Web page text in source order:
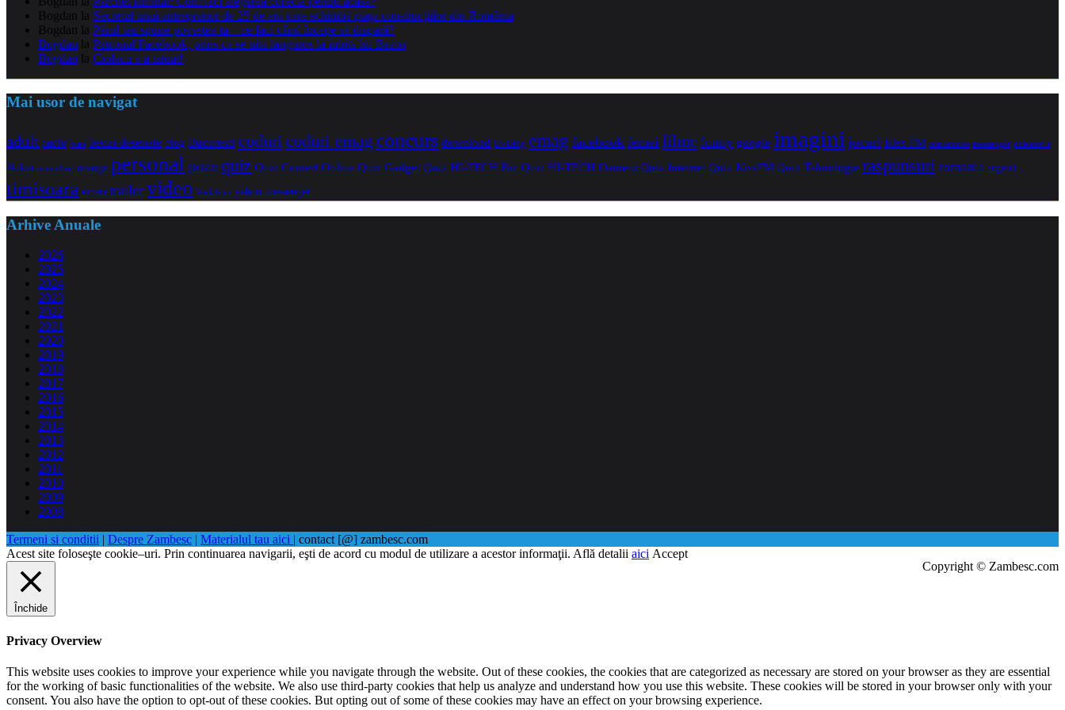
Bogdan la Secretul unui antreprenor de 25 de ani care schimbă piața construcțiilor din România
Bogdan la Părul tău spune povestea ta – ce faci când începe să dispară?
Bogdan la Patronul Facebook, prins ca se uita languros la iubita lui Bezos
Bogdan la Ciolacu s-a tatuat!
Mai usor de navigat
adult audio bani benzi desenate blog Bucuresti coduricoduri emag concurs download DVDRip emag facebook femei filme funny google imagini jocuri Kiss FM maramures messenger noiembrie
Nokia octombrie orange personal pozequiz Quiz Comert Online Quiz Gadget Quiz HI-TECH Biz Quiz HI-TECH Oameni Quiz Internet Quiz KissFM Quiz Tehnologie raspunsuri romania sugestii
timisoara torrent trailer video Vodafone yahoo messenger
Arhive Anuale
2026
2025
2024
2023
2022
2021
2020
2019
2018
2017
2016
2015
2014
2013
2012
2011
2010
2009
2008
Termeni si conditii | Despre Zambesc | Materialul tau aici | contact [@] zambesc.com
Copyright © Zambesc.com
Acest site foloseşte cookie–uri. Prin continuarea navigarii, eşti de acord cu modul de utilizare a acestor informaţii. Află detalii aici Accept
Închide
Privacy Overview
This website uses cookies to improve your experience while you navigate through the website. Out of these cookies, the cookies that are categorized as necessary are stored on your browser as they are essential
for the working of basic functionalities of the website. We also use third-party cookies that help us analyze and understand how you use this website. These cookies will be stored in your browser only with your
consent. You also have the option to opt-out of these cookies. But opting out of some of these cookies may have an effect on your browsing experience.